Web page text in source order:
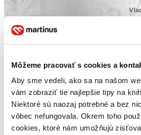
Môžeme pracovať s cookies a
Aby sme vedeli, ako sa na našom
vám zobraziť tie najlepšie tipy na
Niektoré sú naozaj potrebné a bez
vôbec nefungovala. Okrem toho
cookies, ktoré nám umožňujú